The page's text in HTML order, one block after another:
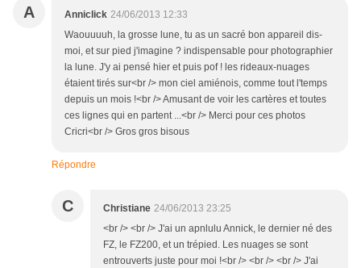
A Anniclick 24/06/2013 12:33
Waouuuuh, la grosse lune, tu as un sacré bon appareil dis-
moi, et sur pied j'imagine ? indispensable pour photographier
la lune. J'y ai pensé hier et puis pof ! les rideaux-nuages
étaient tirés sur<br /> mon ciel amiénois, comme tout l'temps
depuis un mois !<br /> Amusant de voir les cartères et toutes
ces lignes qui en partent ...<br /> Merci pour ces photos
Cricri<br /> Gros gros bisous
Répondre
C Christiane 24/06/2013 23:25
<br /> <br /> J'ai un apnlulu Annick, le dernier né des
FZ, le FZ200, et un trépied. Les nuages se sont
entrouverts juste pour moi !<br /> <br /> <br /> J'ai